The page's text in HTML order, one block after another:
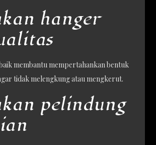
hanger
membantu mempertahankan bentuk
tidak melengkung atau mengkerut.
pelindung